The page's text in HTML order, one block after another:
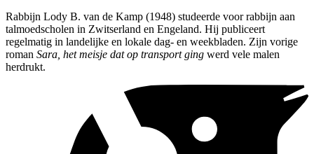
Rabbijn Lody B. van de Kamp (1948) studeerde voor rabbijn aan
talmoedscholen in Zwitserland en Engeland. Hij publiceert
regelmatig in landelijke en lokale dag- en weekbladen. Zijn vorige
roman Sara, het meisje dat op transport ging werd vele malen
herdrukt.